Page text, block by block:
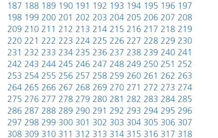
187 188 189 190 191 192 193 194 195 196 197
198 199 200 201 202 203 204 205 206 207 208
209 210 211 212 213 214 215 216 217 218 219
220 221 222 223 224 225 226 227 228 229 230
231 232 233 234 235 236 237 238 239 240 241
242 243 244 245 246 247 248 249 250 251 252
253 254 255 256 257 258 259 260 261 262 263
264 265 266 267 268 269 270 271 272 273 274
275 276 277 278 279 280 281 282 283 284 285
286 287 288 289 290 291 292 293 294 295 296
297 298 299 300 301 302 303 304 305 306 307
308 309 310 311 312 313 314 315 316 317 318